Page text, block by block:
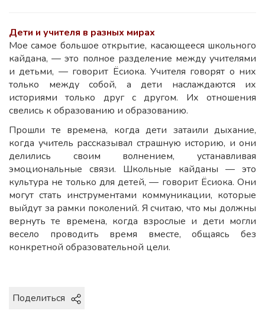
Дети и учителя в разных мирах
Мое самое большое открытие, касающееся школьного
кайдана, — это полное разделение между учителями
и детьми, — говорит Ёсиока. Учителя говорят о них
только между собой, а дети наслаждаются их
историями только друг с другом. Их отношения
свелись к образованию и образованию.
Прошли те времена, когда дети затаили дыхание,
когда учитель рассказывал страшную историю, и они
делились своим волнением, устанавливая
эмоциональные связи. Школьные кайданы — это
культура не только для детей, — говорит Ёсиока. Они
могут стать инструментами коммуникации, которые
выйдут за рамки поколений. Я считаю, что мы должны
вернуть те времена, когда взрослые и дети могли
весело проводить время вместе, общаясь без
конкретной образовательной цели.
Поделиться